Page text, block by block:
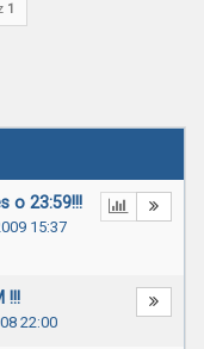
1
o 23:59!!!
15:37
!!!
22:00